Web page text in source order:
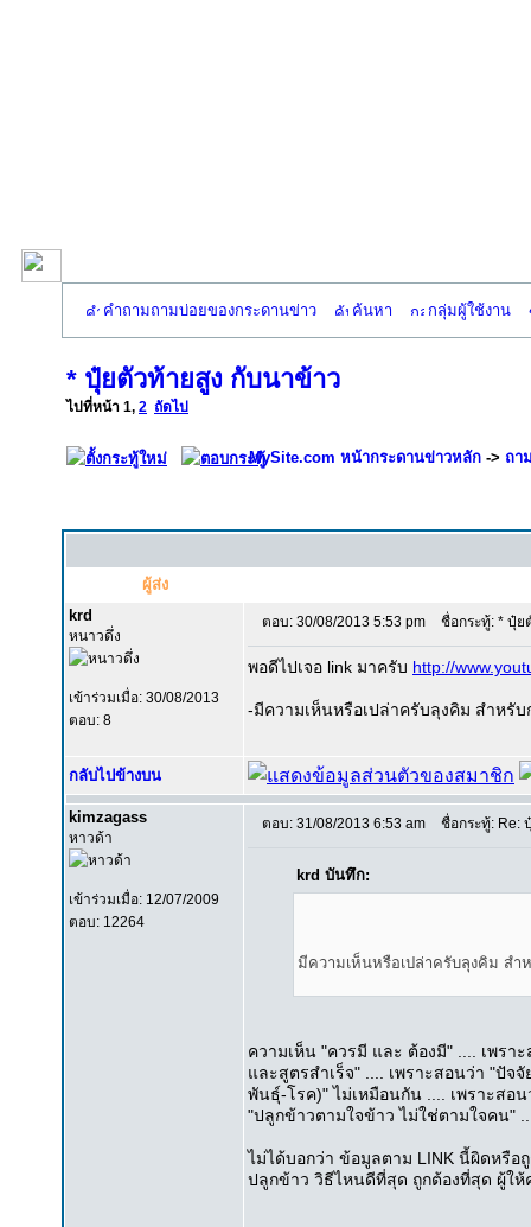
คำถามถามบ่อยของกระดานข่าว ค้นหา กลุ่มผู้ใช้งาน
* ปุ๋ยตัวท้ายสูง กับนาข้าว
ไปที่หน้า 1, 2 ถัดไป
MySite.com หน้ากระดานข่าวหลัก -> ถา
ผู้ส่ง
krd
หนาวดึ่ง
เข้าร่วมเมื่อ: 30/08/2013
ตอบ: 8
ตอบ: 30/08/2013 5:53 pm ชื่อกระทู้: * ปุ๋ย
พอดีไปเจอ link มาครับ http://
-มีความเห็นหรือเปล่าครับลุงคิม สำหรั
กลับไปข้างบน
kimzagass
หาวด้า
เข้าร่วมเมื่อ: 12/07/2009
ตอบ: 12264
ตอบ: 31/08/2013 6:53 am ชื่อกระทู้: Re:
krd บันทึก:
มีความเห็นหรือเปล่าครับลุงคิม สำ
ความเห็น "ควรมี และ ต้องมี" .... เพรา
และสูตรสำเร็จ" .... เพราะสอนว่า "ปั
พันธุ์-โรค)" ไม่เหมือนกัน .... เพราะสอ
"ปลูกข้าวตามใจข้าว ไม่ใช่ตามใจคน"
ไม่ได้บอกว่า ข้อมูลตาม LINK นี้ผิดหรือ
ปลูกข้าว วิธีไหนดีที่สุด ถูกต้องที่สุด ผู้ใ